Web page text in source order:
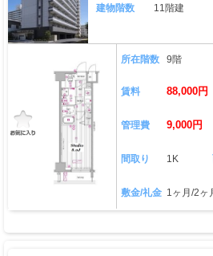
建物階数
11階建
所在階数 9階
賃料 88,000円
管理費 9,000円
間取り 1K
敷金/礼金 1ヶ月/2ヶ